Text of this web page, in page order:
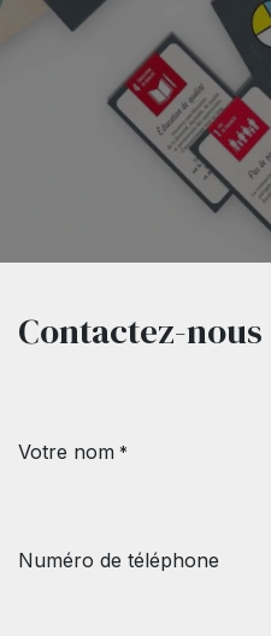
Contactez-nous
Votre nom *
Numéro de téléphone